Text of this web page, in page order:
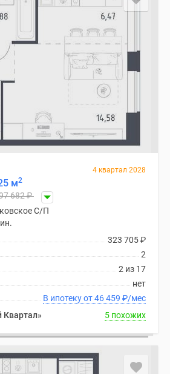
4 квартал 2028
м2
682₽
С/П
323 705₽
2
2 из 17
нет
В ипотеку от 46 459 ₽/мес
5 похожих